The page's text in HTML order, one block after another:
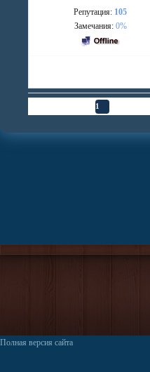
Репутация: 105
Замечания: 0%
1
Полная версия сайта